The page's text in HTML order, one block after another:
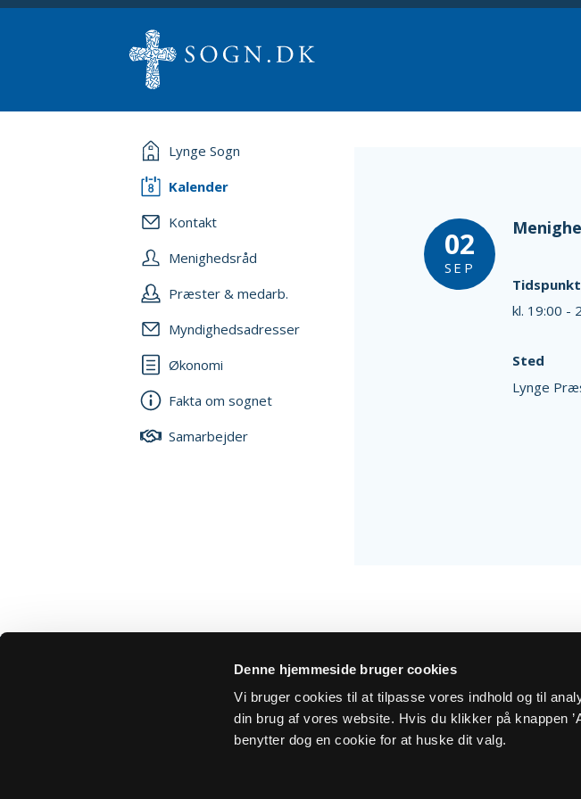
Denne hjemmeside bruger cookies
Vi bruger cookies til at tilpasse vores indhold og til
din brug af vores website. Hvis du klikker på knappen
benytter dog en cookie for at huske dit valg.
Lynge Sogn
Kalender
Kontakt
Menighedsråd
Præster & medarb.
Myndighedsadresser
Økonomi
Fakta om sognet
Samarbejder
02
SEP
Tidspunkt
kl. 19:00 -
Sted
Lynge
Tilgængelighedserklæring Privatlivs- og cookiepolitikKontakt